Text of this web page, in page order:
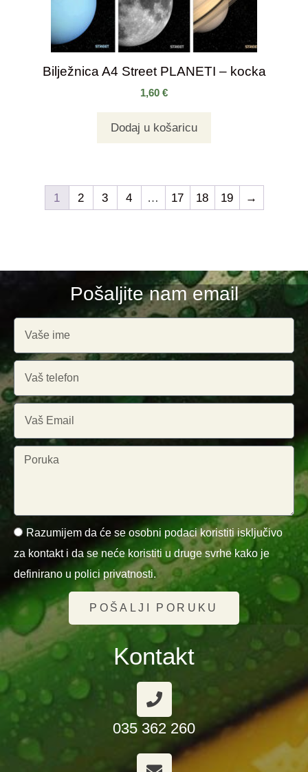
Bilježnica A4 Street PLANETI – kocka
1,60 €
Dodaj u košaricu
1 2 3 4 … 17 18 19 →
Pošaljite nam email
Razumijem da će se osobni podaci koristiti isključivo
za kontakt i da se neće koristiti u druge svrhe kako je
definirano u polici privatnosti.
POŠALJI PORUKU
Kontakt
035 362 260